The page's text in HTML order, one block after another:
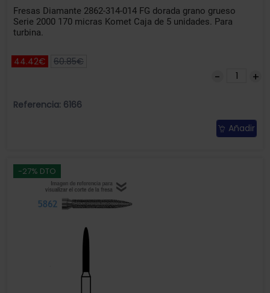
Fresas Diamante 2862-314-014 FG dorada grano grueso
Serie 2000 170 micras Komet Caja de 5 unidades. Para
turbina.
44.42€ 60.85€
Referencia: 6166
Añadir
-27% DTO